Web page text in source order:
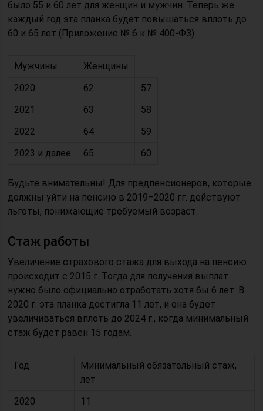
было 55 и 60 лет для женщин и мужчин. Теперь же
каждый год эта планка будет повышаться вплоть до
60 и 65 лет (Приложение № 6 к № 400-ФЗ).
Мужчины
Женщины
2020
62
57
2021
63
58
2022
64
59
2023 и далее
65 60
Будьте внимательны! Для предпенсионеров, которые
должны уйти на пенсию в 2019–2020 гг. действуют
льготы, понижающие требуемый возраст.
Стаж работы
Увеличение страхового стажа для выхода на пенсию
происходит с 2015 г. Тогда для получения выплат
нужно было официально отработать хотя бы 6 лет. В
2020 г. эта планка достигла 11 лет, и она будет
увеличиваться вплоть до 2024 г., когда минимальный
стаж будет равен 15 годам.
Год
Минимальный обязательный стаж,
лет
2020
11